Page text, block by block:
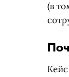
(в